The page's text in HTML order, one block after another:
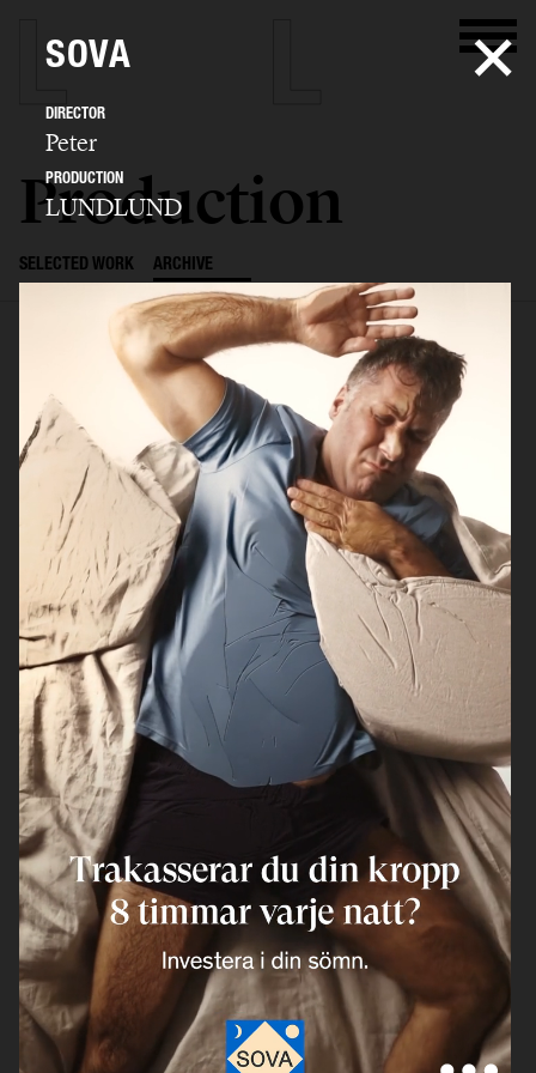
Production
SELECTED WORK ARCHIVE
H&M
ELLE SWEDEN ELLE SWEDEN
BYREDO BLANCHE ELLE SWEDEN
SOVA
DIRECTOR
Peter
PRODUCTION
LUNDLUND